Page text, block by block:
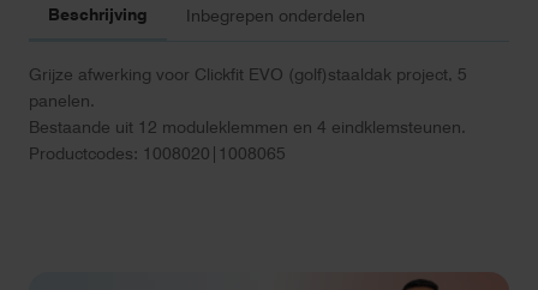
Beschrijving Inbegrepen onderdelen
Grijze afwerking voor Clickfit EVO (golf)staaldak project, 5
panelen.
Bestaande uit 12 moduleklemmen en 4 eindklemsteunen.
Productcodes: 1008020|1008065